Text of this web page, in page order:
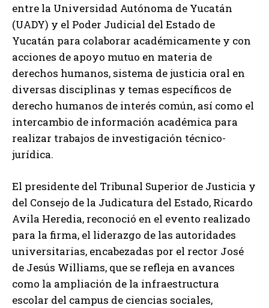
entre la Universidad Autónoma de Yucatán
(UADY) y el Poder Judicial del Estado de
Yucatán para colaborar académicamente y con
acciones de apoyo mutuo en materia de
derechos humanos, sistema de justicia oral en
diversas disciplinas y temas específicos de
derecho humanos de interés común, así como el
intercambio de información académica para
realizar trabajos de investigación técnico-
jurídica.
El presidente del Tribunal Superior de Justicia y
del Consejo de la Judicatura del Estado, Ricardo
Avila Heredia, reconoció en el evento realizado
para la firma, el liderazgo de las autoridades
universitarias, encabezadas por el rector José
de Jesús Williams, que se refleja en avances
como la ampliación de la infraestructura
escolar del campus de ciencias sociales,